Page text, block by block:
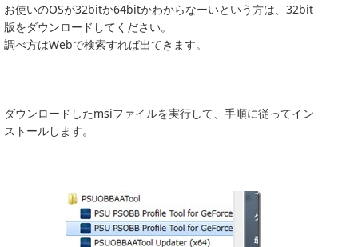
お使いのOSが32bitか64bitかわからなーいという方は、32bit
版をダウンロードしてください。
調べ方はWebで検索すれば出てきます。
ダウンロードしたmsiファイルを実行して、手順に従ってイン
ストールします。